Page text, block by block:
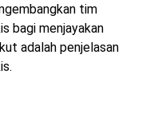
tim
bagi menjayakan
adalah penjelasan